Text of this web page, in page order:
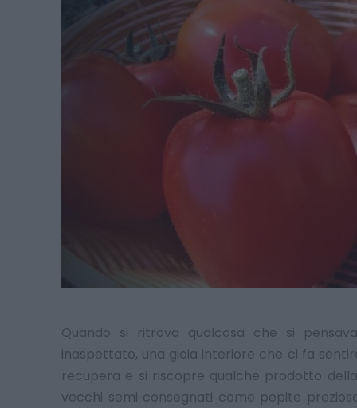
Quando si ritrova qualcosa che si
inaspettato, una gioia interiore che ci fa
recupera e si riscopre qualche prodotto
vecchi semi consegnati come pepite